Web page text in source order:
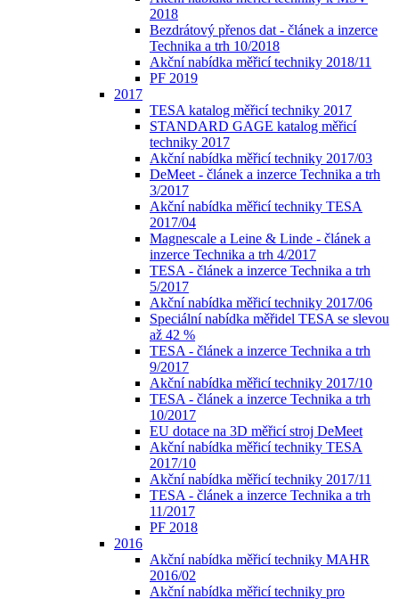
2018
Bezdrátový přenos dat - článek a inzerce
Technika a trh 10/2018
Akční nabídka měřicí techniky 2018/11
PF 2019
2017
TESA katalog měřicí techniky 2017
STANDARD GAGE katalog měřicí
techniky 2017
Akční nabídka měřicí techniky 2017/03
DeMeet - článek a inzerce Technika a trh
3/2017
Akční nabídka měřicí techniky TESA
2017/04
Magnescale a Leine & Linde - článek a
inzerce Technika a trh 4/2017
TESA - článek a inzerce Technika a trh
5/2017
Akční nabídka měřicí techniky 2017/06
Speciální nabídka měřidel TESA se slevou
až 42 %
TESA - článek a inzerce Technika a trh
9/2017
Akční nabídka měřicí techniky 2017/10
TESA - článek a inzerce Technika a trh
10/2017
EU dotace na 3D měřicí stroj DeMeet
Akční nabídka měřicí techniky TESA
2017/10
Akční nabídka měřicí techniky 2017/11
TESA - článek a inzerce Technika a trh
11/2017
PF 2018
2016
Akční nabídka měřicí techniky MAHR
2016/02
Akční nabídka měřicí techniky pro